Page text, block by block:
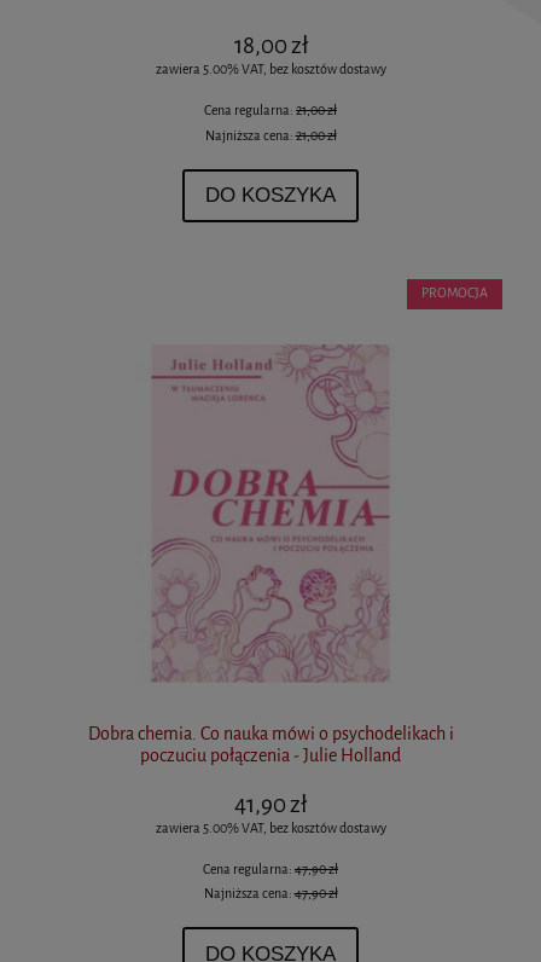
18,00 zł
zawiera 5.00% VAT, bez kosztów dostawy
Cena regularna: 21,00 zł
Najniższa cena:21,00 zł
DO KOSZYKA
Dobra chemia. Co nauka mówi o psychodelikach i
poczuciu połączenia - Julie Holland
41,90 zł
zawiera 5.00% VAT, bez kosztów dostawy
Cena regularna: 47,90 zł
Najniższa cena:47,90 zł
DO KOSZYKA
PROMOCJA